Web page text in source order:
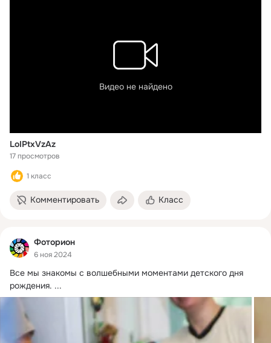
Видео не найдено
LoIPtxVzAz
17 просмотров
1 класс
Комментировать Класс
Фоторион
6 ноя 2024
Все мы знакомы с волшебными моментами детского дня
рождения. ...